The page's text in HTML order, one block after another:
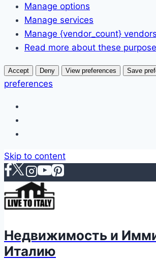
Manage options
Manage services
Manage {vendor_count} vendors
Read more about these
Accept Deny View preferences Save
preferences
Skip to content
Недвижимость и
Италию